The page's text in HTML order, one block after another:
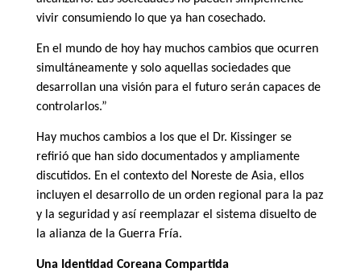
vivir consumiendo lo que ya han cosechado.
En el mundo de hoy hay muchos cambios que ocurren
simultáneamente y solo aquellas sociedades que
desarrollan una visión para el futuro serán capaces de
controlarlos.”
Hay muchos cambios a los que el Dr. Kissinger se
refirió que han sido documentados y ampliamente
discutidos. En el contexto del Noreste de Asia, ellos
incluyen el desarrollo de un orden regional para la paz
y la seguridad y así reemplazar el sistema disuelto de
la alianza de la Guerra Fría.
Una Identidad Coreana Compartida